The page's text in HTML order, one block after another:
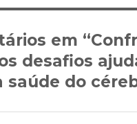
em
desafios
saúde do